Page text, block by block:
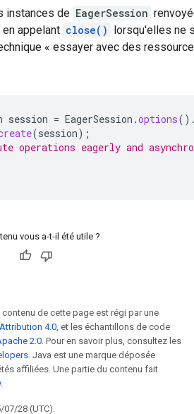
instances de EagerSession
appelant close() lorsqu'elles ne
« essayer avec des
session = EagerSession .options
(session);
operations eagerly and
vous a-t-il été utile ?
de cette page est régi par une
4.0, et les échantillons de code
2.0. Pour en savoir plus, consultez les
. Java est une marque déposée
affiliées. Une partie du contenu fait
.
07/28 (UTC).